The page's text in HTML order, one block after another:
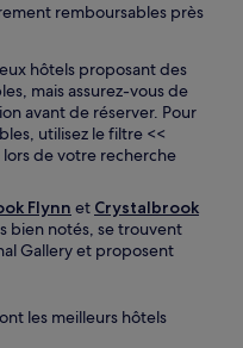
remboursables près
hôtels proposant des
mais assurez-vous de
avant de réserver. Pour
utilisez le filtre <<
de votre recherche
Flynn et Crystalbrook
bien notés, se trouvent
Gallery et proposent
les meilleurs hôtels